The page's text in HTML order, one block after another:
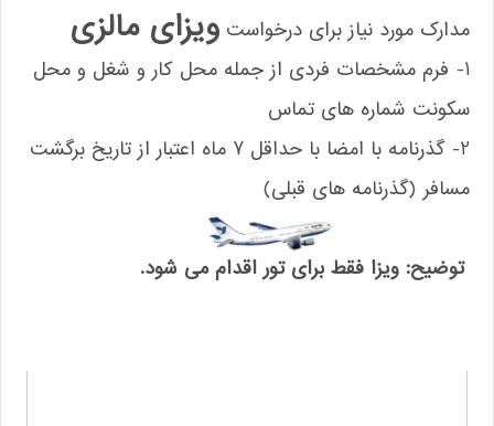
مدارک مورد نیاز برای درخواست ویزای مالزی
1- فرم مشخصات فردی از جمله محل کار و شغل و محل
سکونت شماره های تماس
2- گذرنامه با امضا با حداقل 7 ماه اعتبار از تاریخ برگشت
مسافر (گذرنامه های قبلی)
توضیح: ویزا فقط برای تور اقدام می شود.